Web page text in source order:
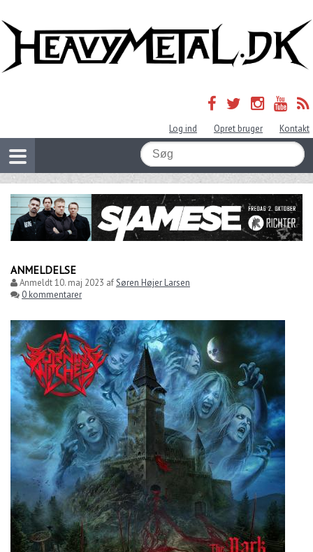
Log ind Opret bruger Kontakt
ANMELDELSE
Anmeldt10. maj 2023 afSøren Højer Larsen
0 kommentarer